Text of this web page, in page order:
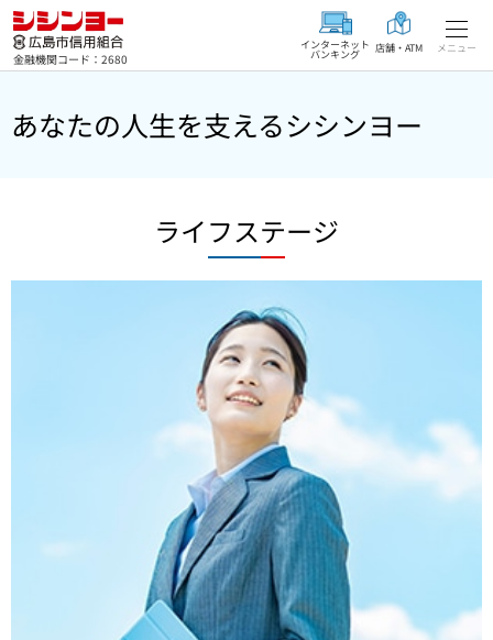
金融機関コード：2680
インターネット
バンキング 店舗・ATM メニュー
あなたの人生を支えるシシンヨー
ライフステージ